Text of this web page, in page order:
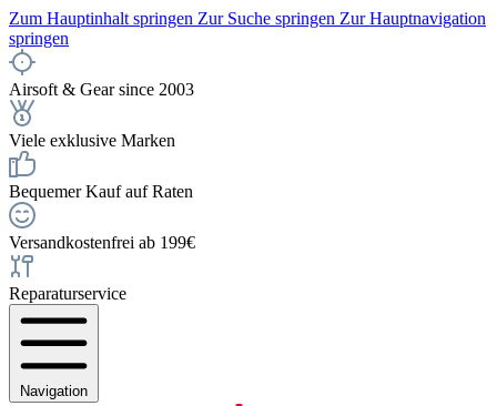
Zum Hauptinhalt springen Zur Suche springen Zur Hauptnavigation
springen
Airsoft & Gear since 2003
Viele exklusive Marken
Bequemer Kauf auf Raten
Versandkostenfrei ab 199€
Reparaturservice
Navigation